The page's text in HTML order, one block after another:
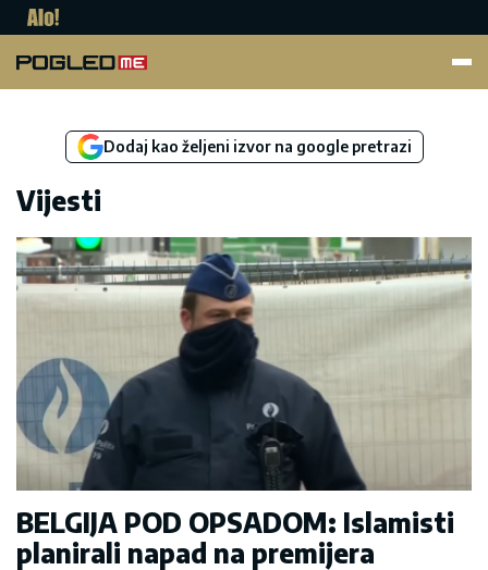
Dodaj kao željeni izvor na google pretrazi
Vijesti
BELGIJA POD OPSADOM: Islamisti
planirali napad na premijera